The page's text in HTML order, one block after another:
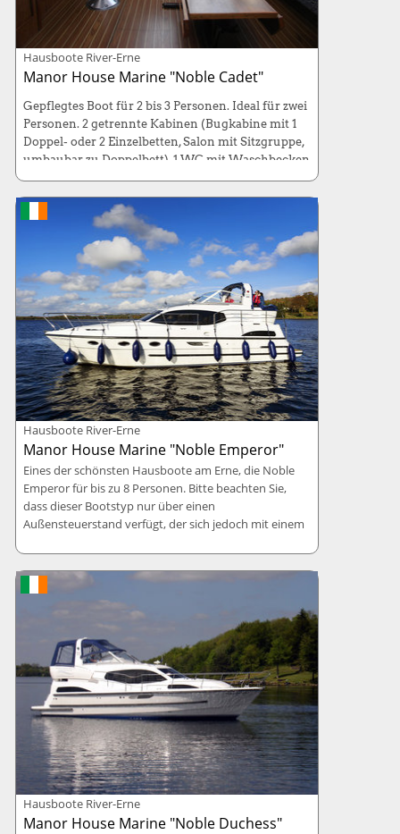
Hausboote River-Erne
Manor House Marine "Noble Cadet"
Gepflegtes Boot für 2 bis 3 Personen. Ideal für zwei
Personen. 2 getrennte Kabinen (Bugkabine mit 1
Doppel- oder 2 Einzelbetten, Salon mit Sitzgruppe,
umbaubar zu Doppelbett), 1 WC mit Waschbecken
und Dusche, komplett ausgestattete Küche,
Radio/CD-Player, 12-V-Anschlüsse, Zentralheizung,
Badeplattform (ideal auch zum Angeln.
Liegehafen: Killadeas, Enniskillen Castle (Neu!)
Maße
: 9,00 x 3,20 Meter
Betten : 6 Betten
Rabatte: 10=7
Hausboote River-Erne
Manor House Marine "Noble Emperor"
Eines der schönsten Hausboote am Erne, die Noble
Emperor für bis zu 8 Personen. Bitte beachten Sie,
dass dieser Bootstyp nur über einen
Außensteuerstand verfügt, der sich jedoch mit einem
Achterdeck)! 3.000 Watt Inverter für 230 V und
Landstromanschluss, elektrische Toiletten.
Liegehafen
: 10=7
Hausboote River-Erne
Manor House Marine "Noble Duchess"